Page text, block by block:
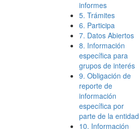
informes
5. Trámites
6. Participa
7. Datos Abiertos
8. Información
específica para
grupos de interés
9. Obligación de
reporte de
información
específica por
parte de la entidad
10. Información